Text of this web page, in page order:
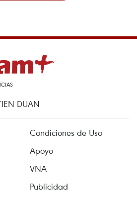
DUAN
Condiciones de Uso
Apoyo
VNA
Publicidad